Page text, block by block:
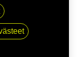
60 6x15